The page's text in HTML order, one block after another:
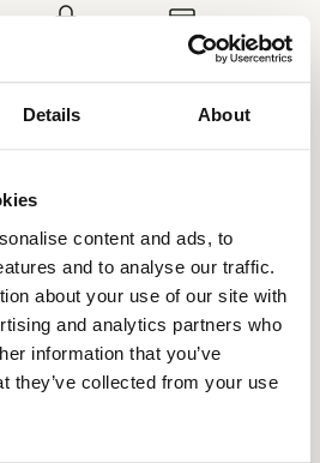
Details About
content and ads, to
and to analyse our traffic.
about your use of our site with
and analytics partners who
information that you’ve
they’ve collected from your use
Paiement en
euros
Härkila vous propose une veste
à l'approche ou la chasse à l'arc.
lisse en surface, la veste
très souple. L'étoffe offre une